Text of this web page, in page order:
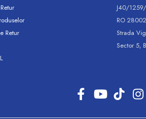
Retur
J40/
RO
Strada
Sector 5,